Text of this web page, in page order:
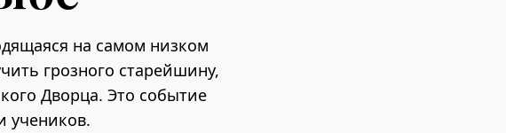
на самом низком
грозного старейшину,
Дворца. Это событие
учеников.